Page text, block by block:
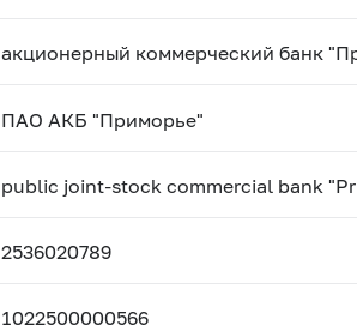
акционерный коммерческий банк
ПАО АКБ "Приморье"
public joint-stock commercial bank
2536020789
1022500000566